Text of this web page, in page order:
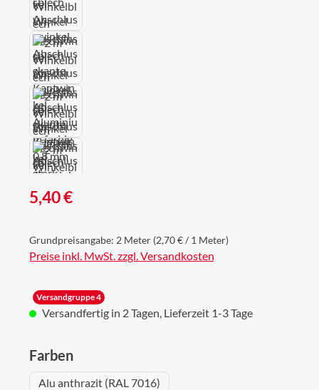
Regulärer Preis:
5,40 €
Grundpreisangabe: 2 Meter (2,70 € / 1 Meter)
Preise inkl. MwSt. zzgl. Versandkosten
Versandgruppe 4
Versandfertig in 2 Tagen, Lieferzeit 1-3 Tage
Farbenauswählen
Alu anthrazit (RAL 7016)